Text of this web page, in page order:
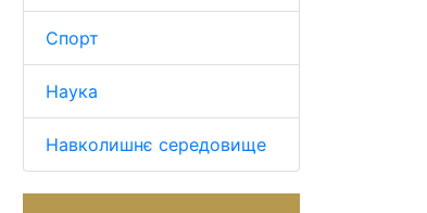
Спорт
Наука
Навколишнє середовище